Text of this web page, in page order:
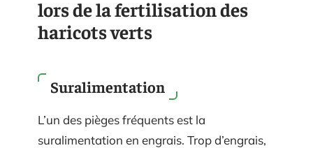
lors de la fertilisation des
haricots verts
Suralimentation
L’un des pièges fréquents est la
suralimentation en engrais. Trop d’engrais,